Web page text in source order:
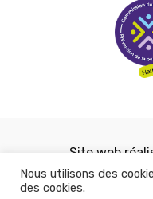
Site web
Nous utilisons des
des cookies.